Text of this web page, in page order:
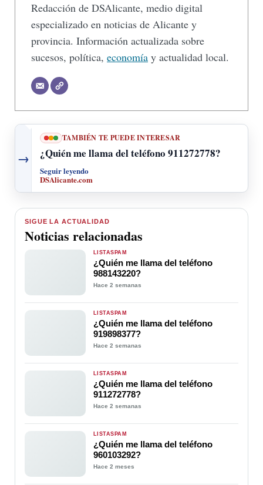
Redacción de DSAlicante, medio digital
especializado en noticias de Alicante y
provincia. Información actualizada sobre
sucesos, política, economía y actualidad local.
→
TAMBIÉN TE PUEDE INTERESAR
¿Quién me llama del teléfono 911272778?
Seguir leyendo
DSAlicante.com
SIGUE LA ACTUALIDAD
Noticias relacionadas
LISTASPAM
¿Quién me llama del teléfono
988143220?
Hace 2 semanas
LISTASPAM
¿Quién me llama del teléfono
919898377?
Hace 2 semanas
LISTASPAM
¿Quién me llama del teléfono
911272778?
Hace 2 semanas
LISTASPAM
¿Quién me llama del teléfono
960103292?
Hace 2 meses